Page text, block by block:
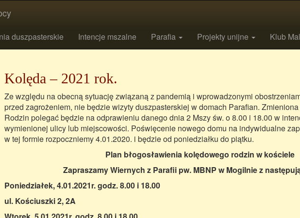
duszpasterskie Intencje mszalne Parafia Projekty unijne Klub
Kolęda – 2021 rok.
Ze względu na obecną sytuację związaną z pandemią i wprowadzonymi
przed zagrożeniem, nie będzie wizyty duszpasterskiej w domach Parafian. Zmieniona
Rodzin polegać będzie na odprawieniu danego dnia 2 Mszy św. o 8.00 i 18.00 w
wymienionej ulicy lub miejscowości. Poświęcenie nowego domu na indywidualne
w tej formie rozpoczniemy 4.01.2020. i będzie od poniedziałku do piątku.
Plan błogosławienia kolędowego rodzin w kościele
Zapraszamy Wiernych z Parafii pw. MBNP w Mogilnie z
Poniedziałek, 4.01.2021r. godz. 8.00 i 18.00
ul. Kościuszki 2, 2A